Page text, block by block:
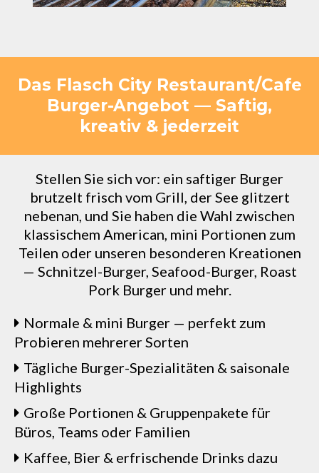
Das Flasch City Restaurant/Cafe
Burger-Angebot — Saftig,
kreativ & jederzeit
Stellen Sie sich vor: ein saftiger Burger
brutzelt frisch vom Grill, der See glitzert
nebenan, und Sie haben die Wahl zwischen
klassischem American, mini Portionen zum
Teilen oder unseren besonderen Kreationen
— Schnitzel-Burger, Seafood-Burger, Roast
Pork Burger und mehr.
Normale & mini Burger — perfekt zum
Probieren mehrerer Sorten
Tägliche Burger-Spezialitäten & saisonale
Highlights
Große Portionen & Gruppenpakete für
Büros, Teams oder Familien
Kaffee, Bier & erfrischende Drinks dazu